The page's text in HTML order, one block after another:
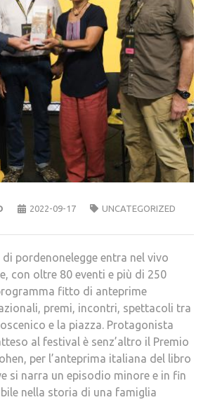
2022-09-17 UNCATEGORIZED
pordenonelegge entra nel vivo
con oltre 80 eventi e più di 250
fitto di anteprime
premi, incontri, spettacoli tra
e la piazza. Protagonista
al festival è senz’altro il Premio
per l’anteprima italiana del libro
si narra un episodio minore e in fin
nella storia di una famiglia